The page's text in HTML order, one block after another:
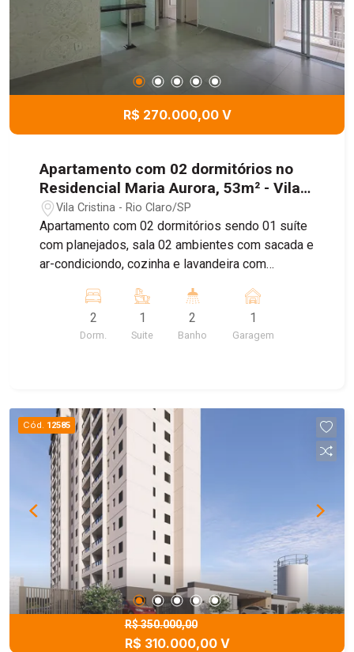
comércios, trazendo mais praticidade para sua
corretores e aproveite esta oportunidade!
R$ 270.000,00 V
Apartamento com 02 dormitórios no
Residencial Maria Aurora, 53m² - Vila
Cristina, Rio Claro/SP
Vila Cristina - Rio Claro/SP
Apartamento com 02 dormitórios sendo 01 suíte
com planejados, sala 02 ambientes com sacada e
ar-condiciondo, cozinha e lavandeira com
2
Dorm.
1
Suite
2
Banho
1
Garagem
Cód. 12585
R$ 350.000,00
R$ 310.000,00 V